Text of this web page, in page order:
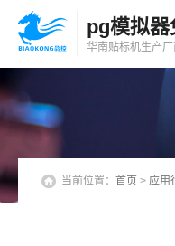
pg模拟器
华南贴标机生产厂
当前位置： 首页 > 应用